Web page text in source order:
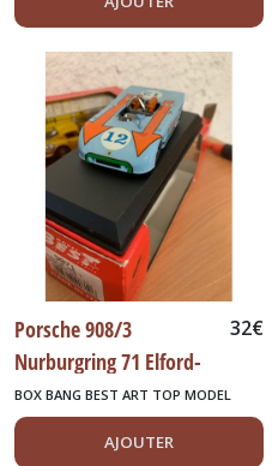
Porsche 908/3
Nurburgring 71 Elford-
Larrousse
32€
BOX BANG BEST ART TOP MODEL
AJOUTER